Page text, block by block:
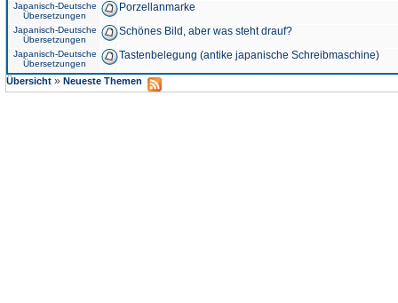
Japanisch-Deutsche
Übersetzungen
Porzellanmarke
Japanisch-Deutsche
Übersetzungen
Schönes Bild, aber was steht drauf?
Japanisch-Deutsche
Übersetzungen
Tastenbelegung (antike japanische Schreibmaschine)
Übersicht » Neueste Themen